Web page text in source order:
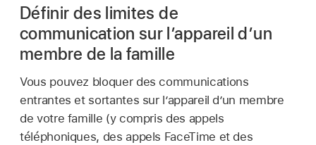
Définir des limites de
communication sur l’appareil d’un
membre de la famille
Vous pouvez bloquer des communications
entrantes et sortantes sur l’appareil d’un membre
de votre famille (y compris des appels
téléphoniques, des appels FaceTime et des